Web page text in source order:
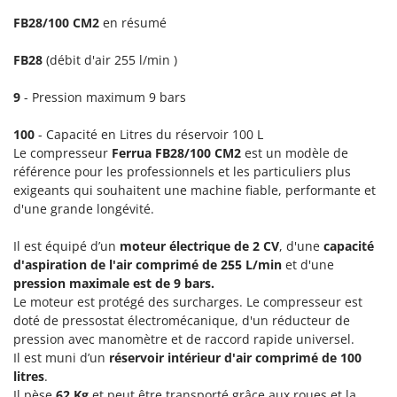
Haches - Cognées et Hachettes
Herses à Dents
Herses Rotatives
L
Lames à neige
Lames niveleuses pour tracteur
Lave-vitres
Lieuses électriques pour vignes
M
Machines à pâtes
E
Edilmark
Effeuno
Elegen
Energy Gruppi
Enotecnica Pillan
EuroMech
Eurosystems
F
FAC
Fama Industrie
Famag
FB28/100 CM2 en résumé
FB28 (débit d'air 255 l/min )
9 - Pression maximum 9 bars
100 - Capacité en Litres du réservoir 100 L
Le compresseur Ferrua FB28/100 CM2 est un modèle de
référence pour les professionnels et les particuliers plus
exigeants qui souhaitent une machine fiable, performante et
d'une grande longévité.
Il est équipé d’un moteur électrique de 2 CV, d'une capacité
d'aspiration de l'air comprimé de 255 L/min et d'une
pression maximale est de 9 bars.
Le moteur est protégé des surcharges. Le compresseur est
doté de pressostat électromécanique, d'un réducteur de
pression avec manomètre et de raccord rapide universel.
Il est muni d’un réservoir intérieur d'air comprimé de 100
litres.